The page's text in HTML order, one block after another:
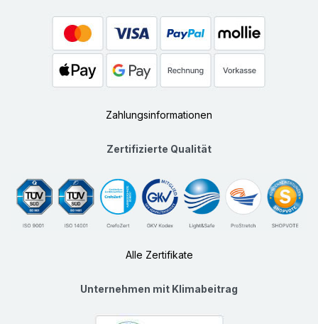
Zahlungsinformationen
Zertifizierte Qualität
Alle Zertifikate
Unternehmen mit Klimabeitrag